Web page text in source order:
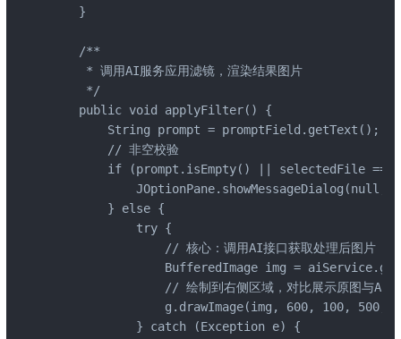
    }
    /**
     * 调用AI服务应用滤镜，渲染结果图片
     */
    public void applyFilter() {
        String prompt = promptField.getText();
        // 非空校验
if (prompt.isEmpty() || selectedFile ==
JOptionPane.showMessageDialog(null, "
        } else {
            try {
                // 核心：调用AI接口获取处理后图片
BufferedImage img =
                // 绘制到右侧区域，对比展示原图与AI图
g.drawImage(img, 600, 100, 500,
            } catch (Exception e) {